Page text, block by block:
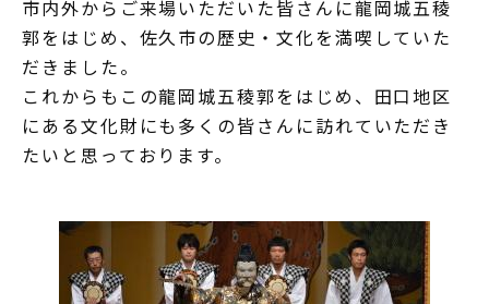
市内外からご来場いただいた皆さんに龍岡城五稜
郭をはじめ、佐久市の歴史・文化を満喫していた
だきました。
これからもこの龍岡城五稜郭をはじめ、田口地区
にある文化財にも多くの皆さんに訪れていただき
たいと思っております。